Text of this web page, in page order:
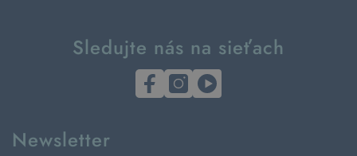
Sledujte nás na sieťach
Newsletter